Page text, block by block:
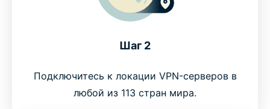
ЧаВо: как путешестовать вместе с VPN
Воспользуйтесь лучшей VPN для
Шаг 2
Подключитесь к локации VPN-серверов в
любой из 113 стран мира.